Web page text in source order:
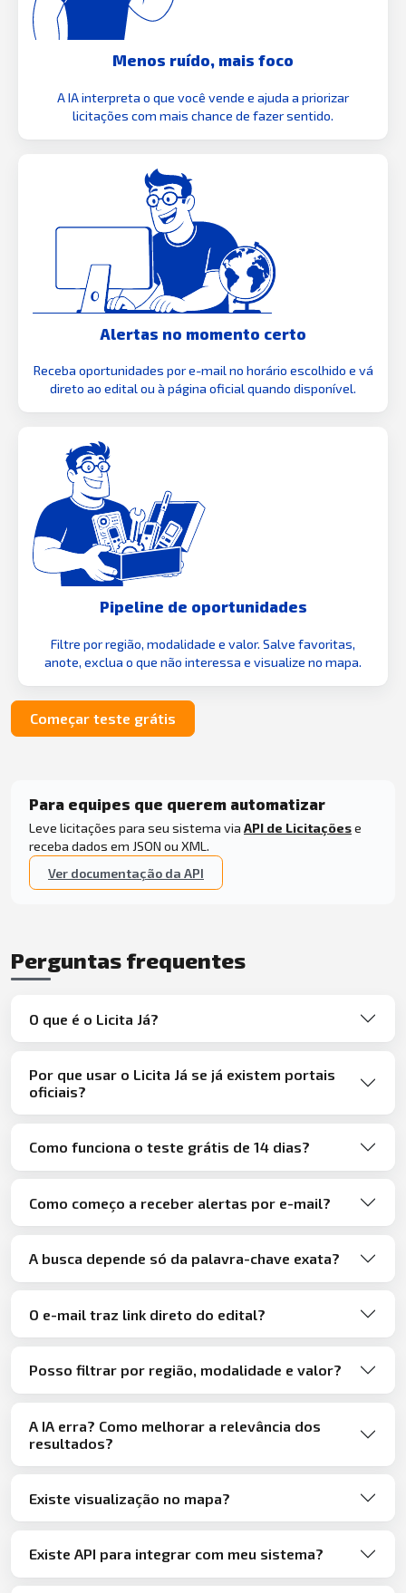
Menos ruído, mais foco
A IA interpreta o que você vende e ajuda a priorizar
licitações com mais chance de fazer sentido.
Alertas no momento certo
Receba oportunidades por e-mail no horário escolhido e vá
direto ao edital ou à página oficial quando disponível.
Pipeline de oportunidades
Filtre por região, modalidade e valor. Salve favoritas,
anote, exclua o que não interessa e visualize no mapa.
Começar teste grátis
Para equipes que querem automatizar
Leve licitações para seu sistema via API de Licitaçõese
receba dados em JSON ou XML.
Ver documentação da API
Perguntas frequentes
O que é o Licita Já?
Por que usar o Licita Já se já existem portais
oficiais?
Como funciona o teste grátis de 14 dias?
Como começo a receber alertas por e-mail?
A busca depende só da palavra-chave exata?
O e-mail traz link direto do edital?
Posso filtrar por região, modalidade e valor?
A IA erra? Como melhorar a relevância dos
resultados?
Existe visualização no mapa?
Existe API para integrar com meu sistema?